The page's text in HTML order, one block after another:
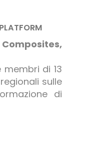
di 13
sulle
di